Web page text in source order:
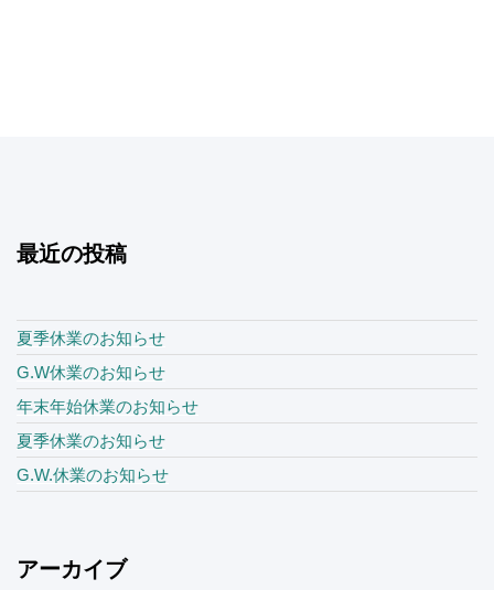
最近の投稿
夏季休業のお知らせ
G.W休業のお知らせ
年末年始休業のお知らせ
夏季休業のお知らせ
G.W.休業のお知らせ
アーカイブ